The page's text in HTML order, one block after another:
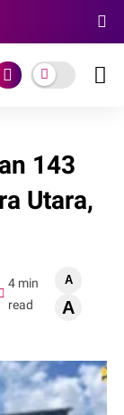
143
Utara,
4 min
read
A
A